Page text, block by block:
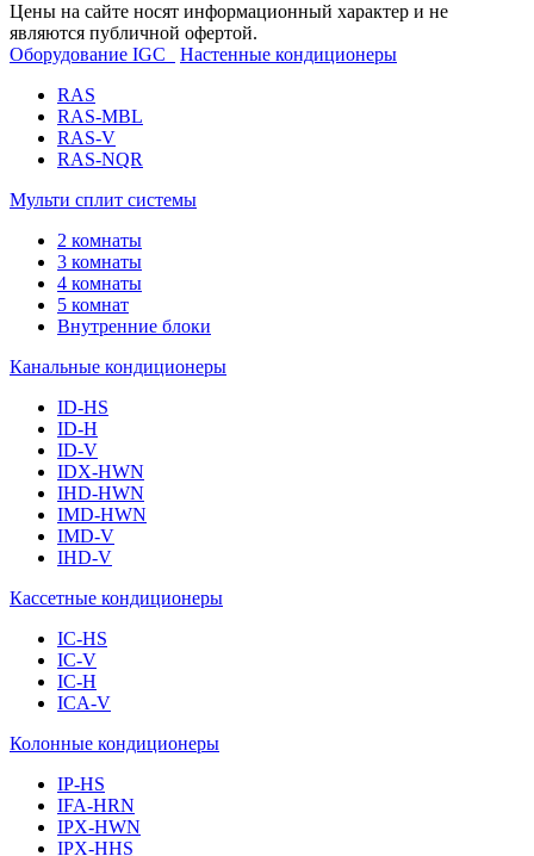
Цены на сайте носят информационный характер и не
являются публичной офертой.
Оборудование IGC
Настенные кондиционеры
RAS
RAS-MBL
RAS-V
RAS-NQR
Мульти сплит системы
2 комнаты
3 комнаты
4 комнаты
5 комнат
Внутренние блоки
Канальные кондиционеры
ID-HS
ID-H
ID-V
IDX-HWN
IHD-HWN
IMD-HWN
IMD-V
IHD-V
Кассетные кондиционеры
IC-HS
IC-V
IC-H
ICA-V
Колонные кондиционеры
IP-HS
IFA-HRN
IPX-HWN
IPX-HHS